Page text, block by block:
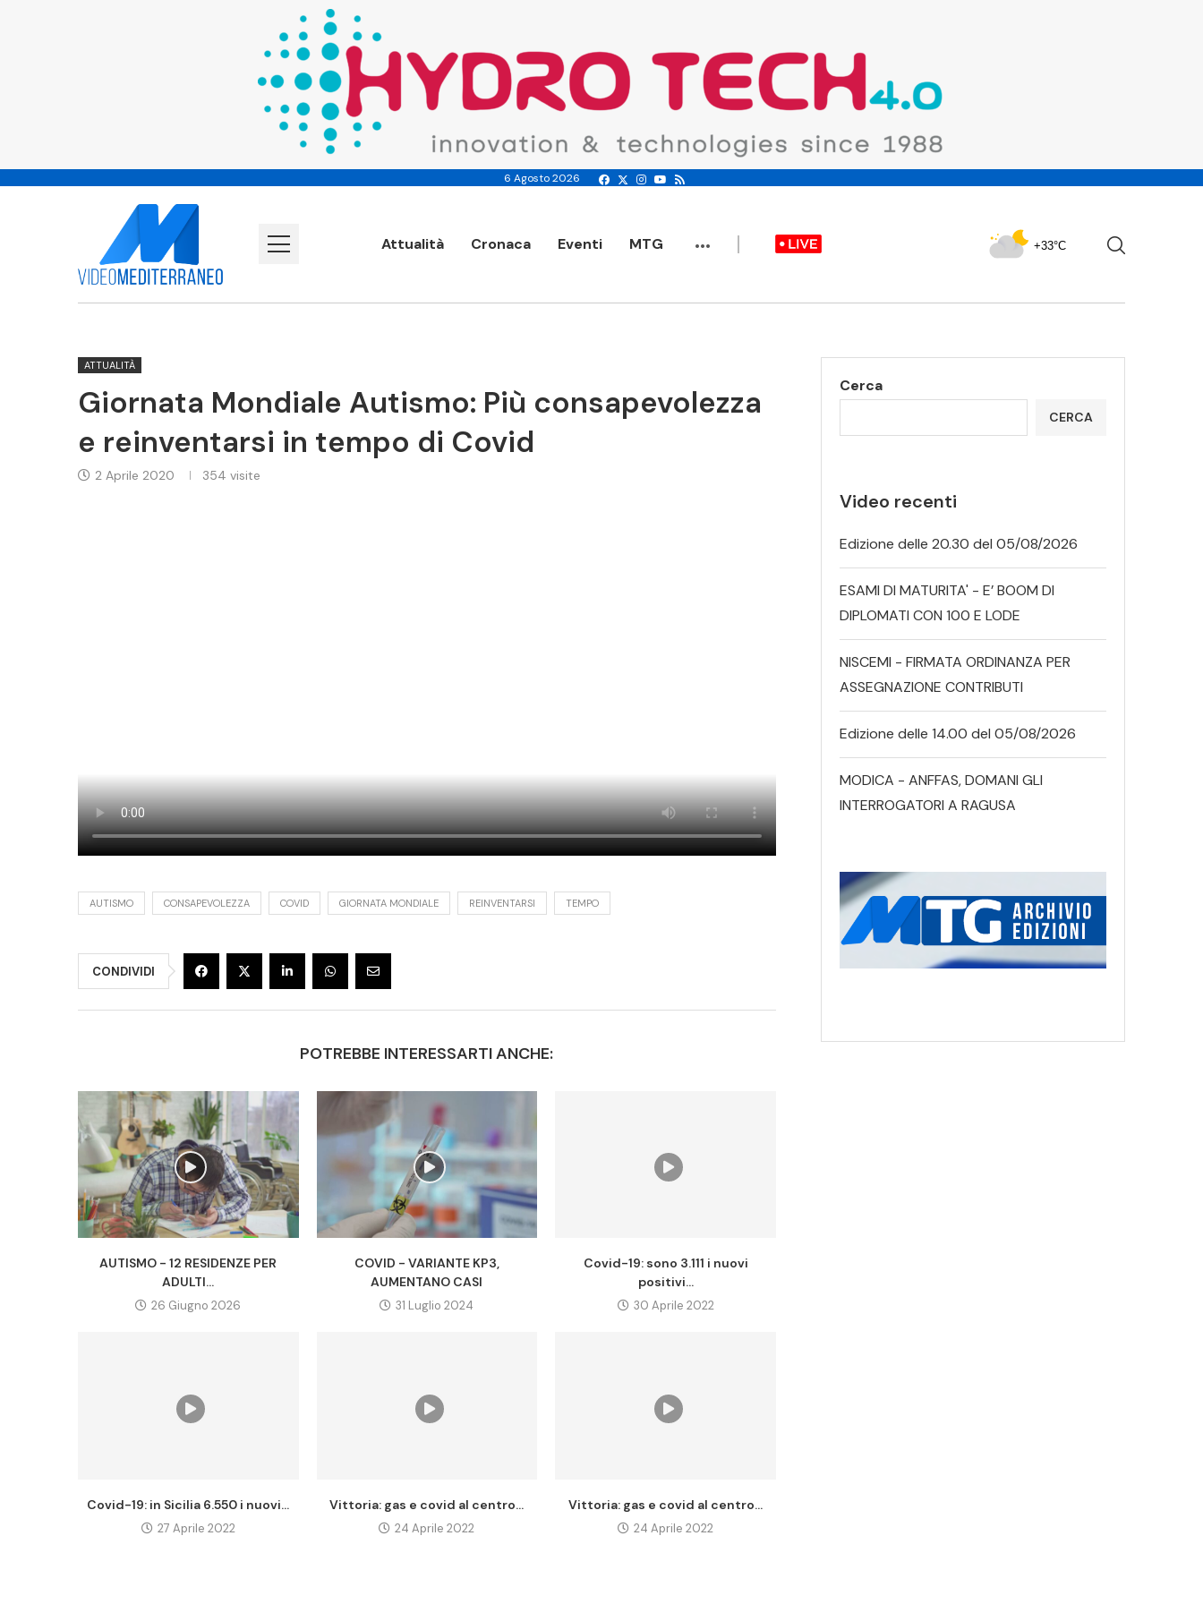
6 Agosto 2026
Attualità Cronaca Eventi MTG ... +33°C
ATTUALITÀ
Giornata Mondiale Autismo: Più consapevolezza
e reinventarsi in tempo di Covid
2 Aprile 2020 354 visite
AUTISMO CONSAPEVOLEZZA COVID GIORNATA MONDIALE REINVENTARSI TEMPO
CONDIVIDI
POTREBBE INTERESSARTI ANCHE:
AUTISMO - 12 RESIDENZE PER
ADULTI...
26 Giugno 2026
COVID - VARIANTE KP3,
AUMENTANO CASI
31 Luglio 2024
Covid-19: sono 3.111 i nuovi
positivi...
30 Aprile 2022
Covid-19: in Sicilia 6.550 i nuovi...
27 Aprile 2022
Vittoria: gas e covid al centro...
24 Aprile 2022
Vittoria: gas e covid al centro...
24 Aprile 2022
Cerca
CERCA
Video recenti
Edizione delle 20.30 del 05/08/2026
ESAMI DI MATURITA' - E’ BOOM DI
DIPLOMATI CON 100 E LODE
NISCEMI - FIRMATA ORDINANZA PER
ASSEGNAZIONE CONTRIBUTI
Edizione delle 14.00 del 05/08/2026
MODICA - ANFFAS, DOMANI GLI
INTERROGATORI A RAGUSA